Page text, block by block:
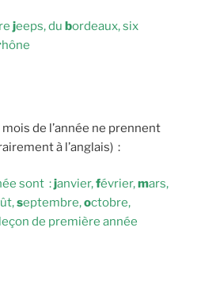
jeeps, du bordeaux, six
hône
de l’année ne prennent
à l’anglais) :
sont :janvier,février,mars,
septembre,octobre,
de première année